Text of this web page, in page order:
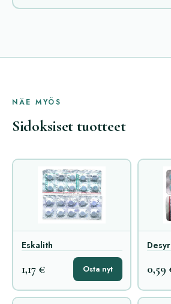
NÄE MYÖS
Sidoksiset tuotteet
Eskalith
1,17 € Osta nyt 0,59